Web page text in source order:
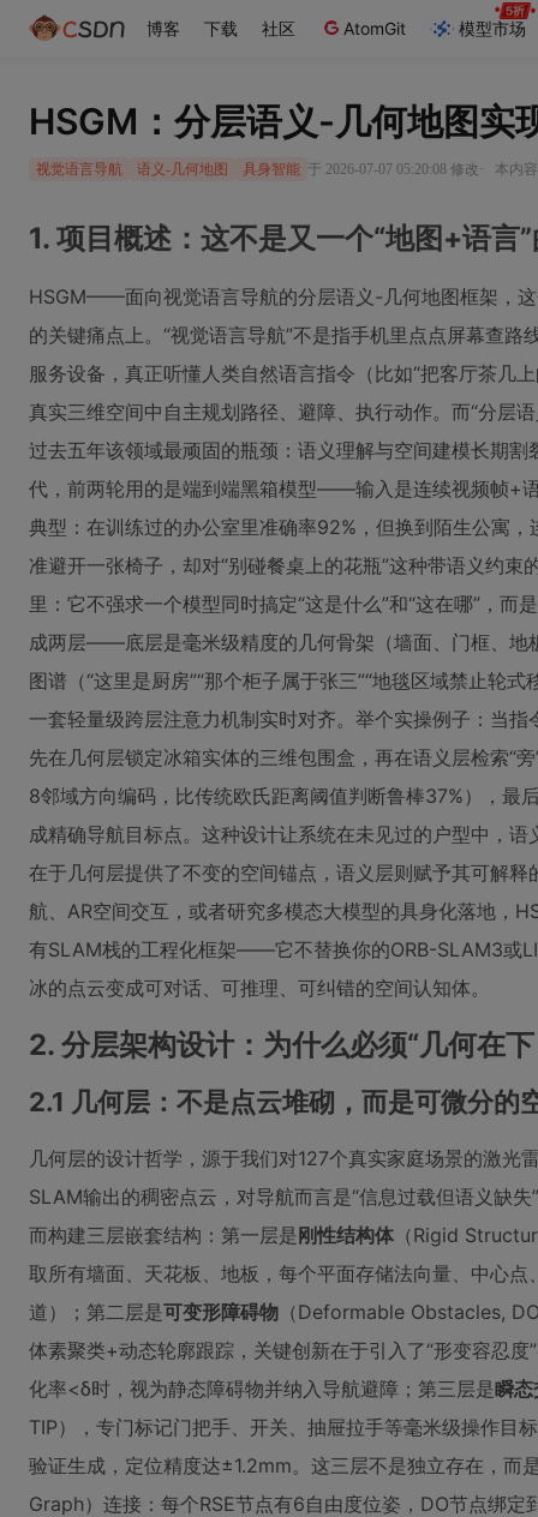
博客 下载 社区 AtomGit 模型市场
HSGM：分层语义-几何地图实
视觉语言导航 语义-几何地图 具身智能 于 2026-07-07 05:20:08 修改 · 本内
1. 项目概述：这不是又一个“地图+语言
HSGM——面向视觉语言导航的分层语义-几何地图框架，
的关键痛点上。“视觉语言导航”不是指手机里点点屏幕查
服务设备，真正听懂人类自然语言指令（比如“把客厅茶几
真实三维空间中自主规划路径、避障、执行动作。而“分层
过去五年该领域最顽固的瓶颈：语义理解与空间建模长期
代，前两轮用的是端到端黑箱模型——输入是连续视频帧+
典型：在训练过的办公室里准确率92%，但换到陌生公寓，
准避开一张椅子，却对“别碰餐桌上的花瓶”这种带语义约
里：它不强求一个模型同时搞定“这是什么”和“这在哪”，
成两层——底层是毫米级精度的几何骨架（墙面、门框、地
图谱（“这里是厨房”“那个柜子属于张三”“地毯区域禁止轮
一套轻量级跨层注意力机制实时对齐。举个实操例子：当指
先在几何层锁定冰箱实体的三维包围盒，再在语义层检索“
8邻域方向编码，比传统欧氏距离阈值判断鲁棒37%），最
成精确导航目标点。这种设计让系统在未见过的户型中，
在于几何层提供了不变的空间锚点，语义层则赋予其可解
航、AR空间交互，或者研究多模态大模型的具身化落地，
有SLAM栈的工程化框架——它不替换你的ORB-SLAM3或
冰的点云变成可对话、可推理、可纠错的空间认知体。
2. 分层架构设计：为什么必须“几何在
2.1 几何层：不是点云堆砌，而是可微分的
几何层的设计哲学，源于我们对127个真实家庭场景的激光
SLAM输出的稠密点云，对导航而言是“信息过载但语义缺
而构建三层嵌套结构：第一层是 刚性结构体 （Rigid
取所有墙面、天花板、地板，每个平面存储法向量、中心
道）；第二层是可变形障碍物 （Deformable Obstacles,
体素聚类+动态轮廓跟踪，关键创新在于引入了“形变容忍
化率<δ时，视为静态障碍物并纳入导航避障；第三层是瞬态
TIP），专门标记门把手、开关、抽屉拉手等毫米级操作目
验证生成，定位精度达±1.2mm。这三层不是独立存在，而
Graph）连接：每个RSE节点有6自由度位姿，DO节点绑定